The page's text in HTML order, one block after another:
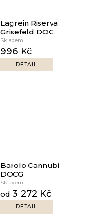
Lagrein Riserva
Grisefeld DOC
Skladem
996 Kč
DETAIL
Barolo Cannubi
DOCG
Skladem
od 3 272 Kč
DETAIL